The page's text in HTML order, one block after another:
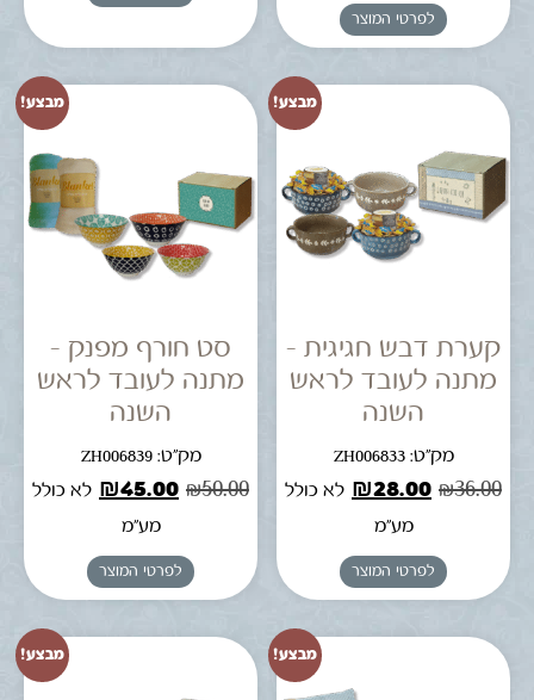
לפרטי המוצר
מבצע!
קערת דבש חגיגית –
מתנה לעובד לראש
השנה
מק"ט: ZH006833
₪36.00
₪28.00
לא כולל
מע"מ
לפרטי המוצר
מבצע!
סט חורף מפנק –
מתנה לעובד לראש
השנה
מק"ט: ZH006839
₪50.00
₪45.00
לא כולל
מע"מ
לפרטי המוצר
מבצע! מבצע!